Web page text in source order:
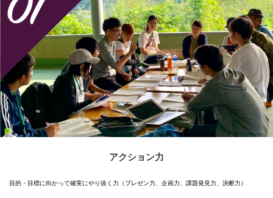
アクション力
目的・目標に向かって確実にやり抜く力（プレゼン力、企画力、課題発見力、決断力）